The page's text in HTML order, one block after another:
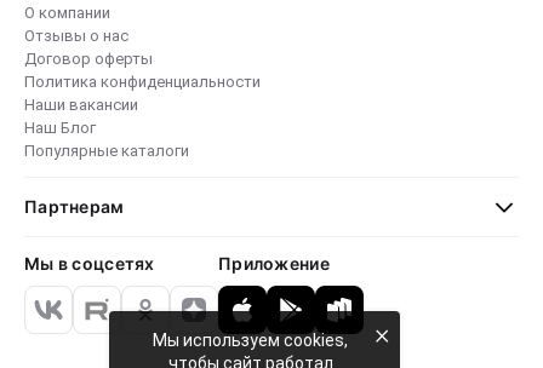
О компании
Отзывы о нас
Договор оферты
Политика конфиденциальности
Наши вакансии
Наш Блог
Популярные каталоги
Партнерам
Мы в соцсетях Приложение
Мы используем cookies,
чтобы сайт работал
×